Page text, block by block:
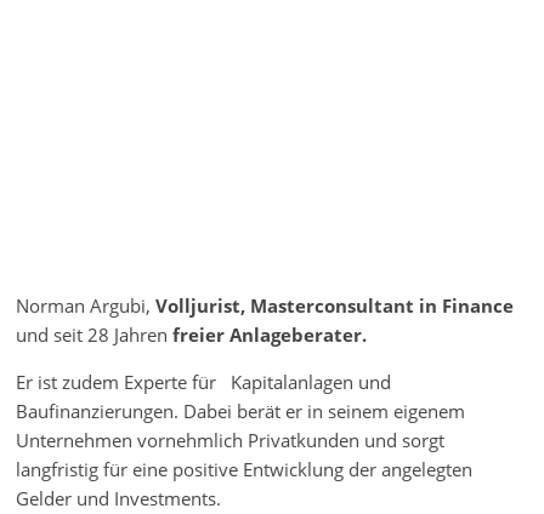
Norman Argubi,Volljurist, Masterconsultant in Finance
und seit 28 Jahren freier Anlageberater.
Er ist zudem Experte für Kapitalanlagen und
Baufinanzierungen. Dabei berät er in seinem eigenem
Unternehmen vornehmlich Privatkunden und sorgt
langfristig für eine positive Entwicklung der angelegten
Gelder und Investments.